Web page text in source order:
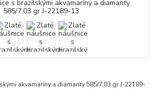
akvamaríny a diamanty 585/7,03 gr J-22189-